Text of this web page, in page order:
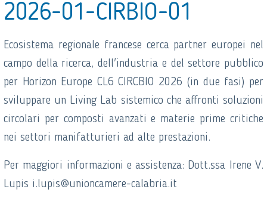
2026-01-CIRBIO-01
Ecosistema regionale francese cerca partner europei nel
campo della ricerca, dell'industria e del settore pubblico
per Horizon Europe CL6 CIRCBIO 2026 (in due fasi) per
sviluppare un Living Lab sistemico che affronti soluzioni
circolari per composti avanzati e materie prime critiche
nei settori manifatturieri ad alte prestazioni.
Per maggiori informazioni e assistenza: Dott.ssa Irene V.
Lupis i.lupis@unioncamere-calabria.it